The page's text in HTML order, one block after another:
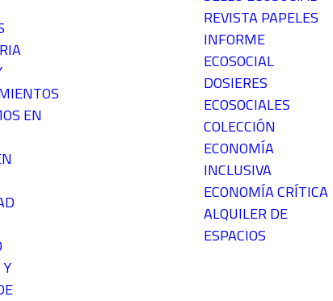
EN
REVISTA PAPELES
INFORME
ECOSOCIAL
DOSIERES
ECOSOCIALES
COLECCIÓN
ECONOMÍA
INCLUSIVA
ECONOMÍA CRÍTICA
ALQUILER DE
ESPACIOS